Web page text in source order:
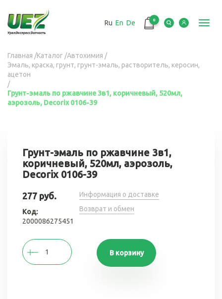
основному
содержанию
Ru En De 0
Вы
здесь
Главная /Каталог /Автохимия /
Эмаль, краска, грунт, грунт-эмаль, растворитель, керосин,
ацетон
/
Грунт-эмаль по ржавчине 3в1, коричневый, 520мл,
аэрозоль, Decorix 0106-39
Грунт-эмаль по ржавчине 3в1,
коричневый, 520мл, аэрозоль,
Decorix 0106-39
277 руб.
Код:
2000086275451
Информация о доставке
Возврат и обмен
В корзину